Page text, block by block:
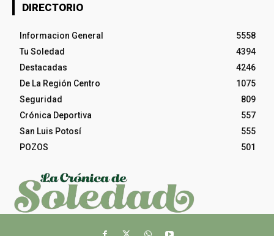
DIRECTORIO
Informacion General
5558
Tu Soledad
4394
Destacadas
4246
De La Región Centro
1075
Seguridad
809
Crónica Deportiva
557
San Luis Potosí
555
POZOS
501